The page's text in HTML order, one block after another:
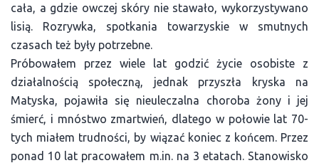
cała, a gdzie owczej skóry nie stawało, wykorzystywano
lisią. Rozrywka, spotkania towarzyskie w smutnych
czasach też były potrzebne.
Próbowałem przez wiele lat godzić życie osobiste z
działalnością społeczną, jednak przyszła kryska na
Matyska, pojawiła się nieuleczalna choroba żony i jej
śmierć, i mnóstwo zmartwień, dlatego w połowie lat 70-
tych miałem trudności, by wiązać koniec z końcem. Przez
ponad 10 lat pracowałem m.in. na 3 etatach. Stanowisko